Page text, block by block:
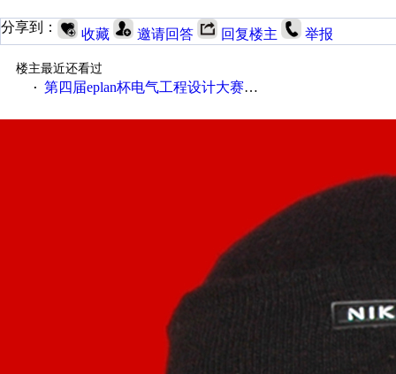
分享到： 收藏 邀请回答 回复楼主 举报
楼主最近还看过
· 第四届eplan杯电气工程设计大赛报名啦！！！